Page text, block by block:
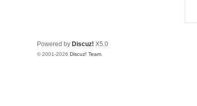
Powered by Discuz! X5.0
© 2001-2026 Discuz! Team